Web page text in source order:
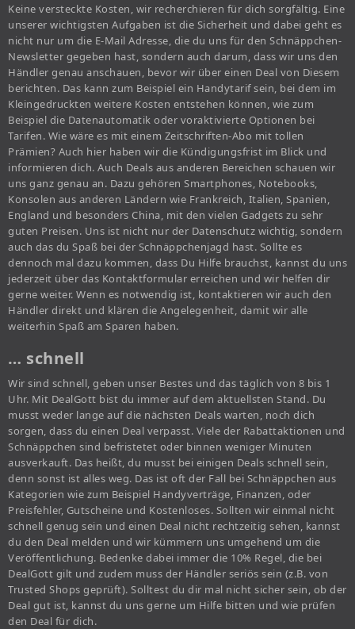
Keine versteckte Kosten, wir recherchieren für dich sorgfältig. Eine
unserer wichtigsten Aufgaben ist die Sicherheit und dabei geht es
nicht nur um die E-Mail Adresse, die du uns für den Schnäppchen-
Newsletter gegeben hast, sondern auch darum, dass wir uns den
Händler genau anschauen, bevor wir über einen Deal von Diesem
berichten. Das kann zum Beispiel ein Handytarif sein, bei dem im
Kleingedruckten weitere Kosten entstehen können, wie zum
Beispiel die Datenautomatik oder voraktivierte Optionen bei
Tarifen. Wie wäre es mit einem Zeitschriften-Abo mit tollen
Prämien? Auch hier haben wir die Kündigungsfrist im Blick und
informieren dich. Auch Deals aus anderen Bereichen schauen wir
uns ganz genau an. Dazu gehören Smartphones, Notebooks,
Konsolen aus anderen Ländern wie Frankreich, Italien, Spanien,
England und besonders China, mit den vielen Gadgets zu sehr
guten Preisen. Uns ist nicht nur der Datenschutz wichtig, sondern
auch das du Spaß bei der Schnäppchenjagd hast. Sollte es
dennoch mal dazu kommen, dass Du Hilfe brauchst, kannst du uns
jederzeit über das Kontaktformular erreichen und wir helfen dir
gerne weiter. Wenn es notwendig ist, kontaktieren wir auch den
Händler direkt und klären die Angelegenheit, damit wir alle
weiterhin Spaß am Sparen haben.
… schnell
Wir sind schnell, geben unser Bestes und das täglich von 8 bis 1
Uhr. Mit DealGott bist du immer auf dem aktuellsten Stand. Du
musst weder lange auf die nächsten Deals warten, noch dich
sorgen, dass du einen Deal verpasst. Viele der Rabattaktionen und
Schnäppchen sind befristetet oder binnen weniger Minuten
ausverkauft. Das heißt, du musst bei einigen Deals schnell sein,
denn sonst ist alles weg. Das ist oft der Fall bei Schnäppchen aus
Kategorien wie zum Beispiel Handyverträge, Finanzen, oder
Preisfehler, Gutscheine und Kostenloses. Sollten wir einmal nicht
schnell genug sein und einen Deal nicht rechtzeitig sehen, kannst
du den Deal melden und wir kümmern uns umgehend um die
Veröffentlichung. Bedenke dabei immer die 10% Regel, die bei
DealGott gilt und zudem muss der Händler seriös sein (z.B. von
Trusted Shops geprüft). Solltest du dir mal nicht sicher sein, ob der
Deal gut ist, kannst du uns gerne um Hilfe bitten und wie prüfen
den Deal für dich.